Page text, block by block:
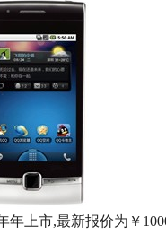
年上市,最新报价为￥